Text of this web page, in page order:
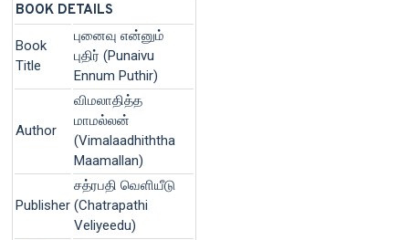
BOOK DETAILS
Book
Title
புனைவு என்னும்
புதிர் (Punaivu
Ennum Puthir)
Author
விமலாதித்த
மாமல்லன்
(Vimalaadhiththa
Maamallan)
Publisher
சத்ரபதி வெளியீடு
(Chatrapathi
Veliyeedu)